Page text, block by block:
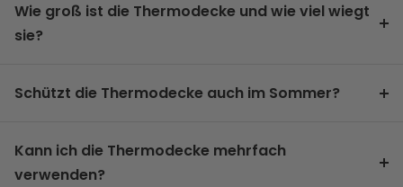
Wie groß ist die Thermodecke und wie viel wiegt
sie?
Schützt die Thermodecke auch im Sommer?
Kann ich die Thermodecke mehrfach
verwenden?